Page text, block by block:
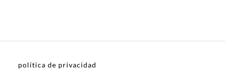
política de privacidad